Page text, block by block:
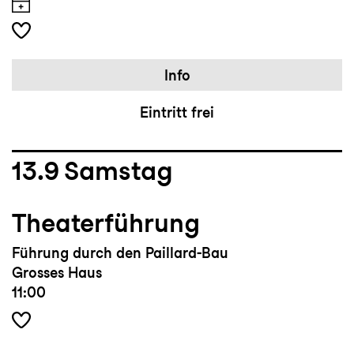
Info
Eintritt frei
13.9 Samstag
Theaterführung
Führung durch den Paillard-Bau
Grosses Haus
11:00